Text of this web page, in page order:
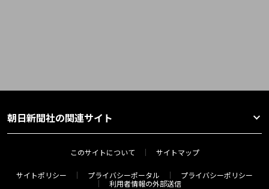
朝日新聞社の関連サイト
このサイトについて サイトマップ
サイトポリシー プライバシーポータル
プライバシーポリシー
利用者情報の外部送信